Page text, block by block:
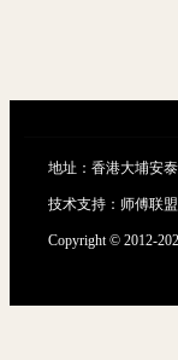
地址：香港大埔安
技术支持： 师傅联盟
Copyright © 2012-